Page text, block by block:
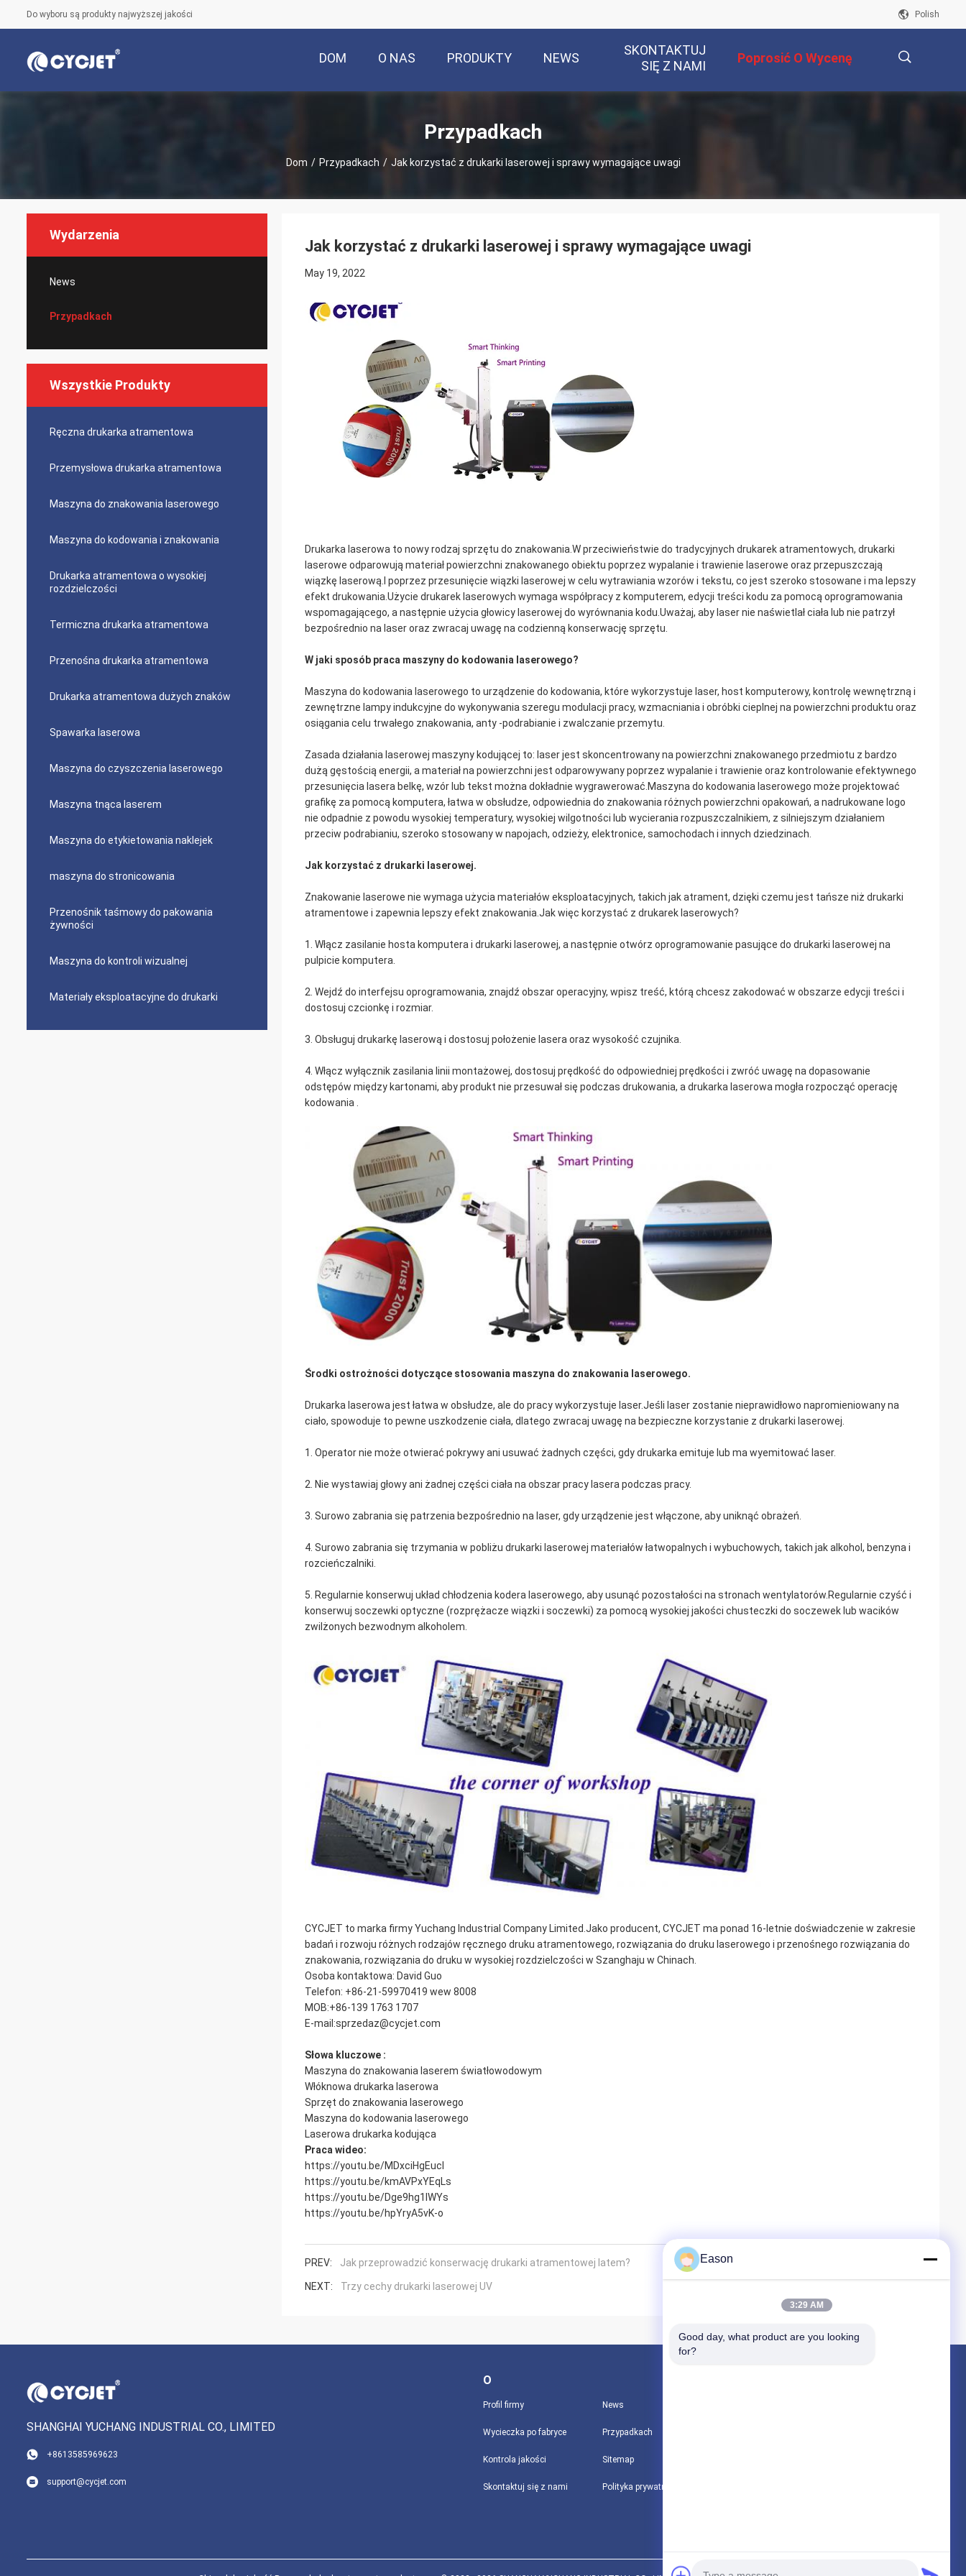
Do wyboru są produkty najwyższej jakości Polish
DOM O NAS PRODUKTY NEWS
SKONTAKTUJ
SIĘ Z NAMI
Poprosić O Wycenę
Przypadkach
Dom / Przypadkach / Jak korzystać z drukarki laserowej i sprawy wymagające uwagi
Wydarzenia
News
Przypadkach
Wszystkie Produkty
Ręczna drukarka atramentowa
Przemysłowa drukarka atramentowa
Maszyna do znakowania laserowego
Maszyna do kodowania i znakowania
Drukarka atramentowa o wysokiej
rozdzielczości
Termiczna drukarka atramentowa
Przenośna drukarka atramentowa
Drukarka atramentowa dużych znaków
Spawarka laserowa
Maszyna do czyszczenia laserowego
Maszyna tnąca laserem
Maszyna do etykietowania naklejek
maszyna do stronicowania
Przenośnik taśmowy do pakowania
żywności
Maszyna do kontroli wizualnej
Materiały eksploatacyjne do drukarki
Jak korzystać z drukarki laserowej i sprawy wymagające uwagi
May 19, 2022
Drukarka laserowa to nowy rodzaj sprzętu do znakowania.W przeciwieństwie do tradycyjnych drukarek atramentowych, drukarki
laserowe odparowują materiał powierzchni znakowanego obiektu poprzez wypalanie i trawienie laserowe oraz przepuszczają
wiązkę laserową.I poprzez przesunięcie wiązki laserowej w celu wytrawiania wzorów i tekstu, co jest szeroko stosowane i ma lepszy
efekt drukowania.Użycie drukarek laserowych wymaga współpracy z komputerem, edycji treści kodu za pomocą oprogramowania
wspomagającego, a następnie użycia głowicy laserowej do wyrównania kodu.Uważaj, aby laser nie naświetlał ciała lub nie patrzył
bezpośrednio na laser oraz zwracaj uwagę na codzienną konserwację sprzętu.
W jaki sposób praca maszyny do kodowania laserowego?
Maszyna do kodowania laserowego to urządzenie do kodowania, które wykorzystuje laser, host komputerowy, kontrolę wewnętrzną i
zewnętrzne lampy indukcyjne do wykonywania szeregu modulacji pracy, wzmacniania i obróbki cieplnej na powierzchni produktu oraz
osiągania celu trwałego znakowania, anty -podrabianie i zwalczanie przemytu.
Zasada działania laserowej maszyny kodującej to: laser jest skoncentrowany na powierzchni znakowanego przedmiotu z bardzo
dużą gęstością energii, a materiał na powierzchni jest odparowywany poprzez wypalanie i trawienie oraz kontrolowanie efektywnego
przesunięcia lasera belkę, wzór lub tekst można dokładnie wygrawerować.Maszyna do kodowania laserowego może projektować
grafikę za pomocą komputera, łatwa w obsłudze, odpowiednia do znakowania różnych powierzchni opakowań, a nadrukowane logo
nie odpadnie z powodu wysokiej temperatury, wysokiej wilgotności lub wycierania rozpuszczalnikiem, z silniejszym działaniem
przeciw podrabianiu, szeroko stosowany w napojach, odzieży, elektronice, samochodach i innych dziedzinach.
Jak korzystać z drukarki laserowej.
Znakowanie laserowe nie wymaga użycia materiałów eksploatacyjnych, takich jak atrament, dzięki czemu jest tańsze niż drukarki
atramentowe i zapewnia lepszy efekt znakowania.Jak więc korzystać z drukarek laserowych?
1. Włącz zasilanie hosta komputera i drukarki laserowej, a następnie otwórz oprogramowanie pasujące do drukarki laserowej na
pulpicie komputera.
2. Wejdź do interfejsu oprogramowania, znajdź obszar operacyjny, wpisz treść, którą chcesz zakodować w obszarze edycji treści i
dostosuj czcionkę i rozmiar.
3. Obsługuj drukarkę laserową i dostosuj położenie lasera oraz wysokość czujnika.
4. Włącz wyłącznik zasilania linii montażowej, dostosuj prędkość do odpowiedniej prędkości i zwróć uwagę na dopasowanie
odstępów między kartonami, aby produkt nie przesuwał się podczas drukowania, a drukarka laserowa mogła rozpocząć operację
kodowania .
Środki ostrożności dotyczące stosowania maszyna do znakowania laserowego.
Drukarka laserowa jest łatwa w obsłudze, ale do pracy wykorzystuje laser.Jeśli laser zostanie nieprawidłowo napromieniowany na
ciało, spowoduje to pewne uszkodzenie ciała, dlatego zwracaj uwagę na bezpieczne korzystanie z drukarki laserowej.
1. Operator nie może otwierać pokrywy ani usuwać żadnych części, gdy drukarka emituje lub ma wyemitować laser.
2. Nie wystawiaj głowy ani żadnej części ciała na obszar pracy lasera podczas pracy.
3. Surowo zabrania się patrzenia bezpośrednio na laser, gdy urządzenie jest włączone, aby uniknąć obrażeń.
4. Surowo zabrania się trzymania w pobliżu drukarki laserowej materiałów łatwopalnych i wybuchowych, takich jak alkohol, benzyna i
rozcieńczalniki.
5. Regularnie konserwuj układ chłodzenia kodera laserowego, aby usunąć pozostałości na stronach wentylatorów.Regularnie czyść i
konserwuj soczewki optyczne (rozprężacze wiązki i soczewki) za pomocą wysokiej jakości chusteczki do soczewek lub wacików
zwilżonych bezwodnym alkoholem.
CYCJET to marka firmy Yuchang Industrial Company Limited.Jako producent, CYCJET ma ponad 16-letnie doświadczenie w zakresie
badań i rozwoju różnych rodzajów ręcznego druku atramentowego, rozwiązania do druku laserowego i przenośnego rozwiązania do
znakowania, rozwiązania do druku w wysokiej rozdzielczości w Szanghaju w Chinach.
Osoba kontaktowa: David Guo
Telefon: +86-21-59970419 wew 8008
MOB:+86-139 1763 1707
E-mail:sprzedaz@cycjet.com
Słowa kluczowe :
Maszyna do znakowania laserem światłowodowym
Włóknowa drukarka laserowa
Sprzęt do znakowania laserowego
Maszyna do kodowania laserowego
Laserowa drukarka kodująca
Praca wideo:
https://youtu.be/MDxciHgEucI
https://youtu.be/kmAVPxYEqLs
https://youtu.be/Dge9hg1IWYs
https://youtu.be/hpYryA5vK-o
PREV: Jak przeprowadzić konserwację drukarki atramentowej latem?
NEXT: Trzy cechy drukarki laserowej UV
SHANGHAI YUCHANG INDUSTRIAL CO., LIMITED
+8613585969623
support@cycjet.com
O
Profil firmy
Wycieczka po fabryce
Kontrola jakości
Skontaktuj się z nami
News
Przypadkach
Sitemap
Polityka prywatności
Eason
3:29 AM
Good day, what product are you looking
for?